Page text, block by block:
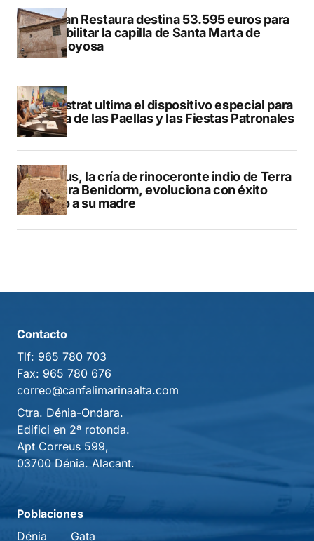
El Plan Restaura destina 53.595 euros para
rehabilitar la capilla de Santa Marta de
Villajoyosa
Finestrat ultima el dispositivo especial para
el Día de las Paellas y las Fiestas Patronales
Brutus, la cría de rinoceronte indio de Terra
Natura Benidorm, evoluciona con éxito
junto a su madre
Contacto
Tlf: 965 780 703
Fax: 965 780 676
correo@canfalimarinaalta.com
Ctra. Dénia-Ondara.
Edifici en 2ª rotonda.
Apt Correus 599,
03700 Dénia. Alacant.
Poblaciones
Dénia
Gata